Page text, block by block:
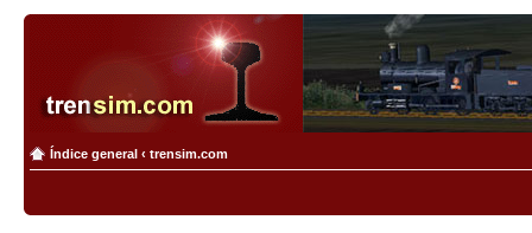
Índice general ‹ trensim.com